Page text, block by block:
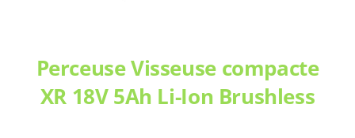
Perceuse Visseuse compacte
XR 18V 5Ah Li-Ion Brushless